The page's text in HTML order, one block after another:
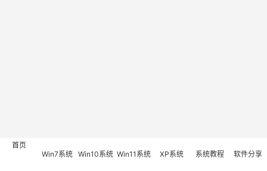
首页
Win7系统 Win10系统 Win11系统 XP系统 系统教程 软件分享